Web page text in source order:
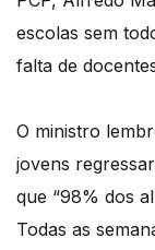
escolas sem
falta de
O ministro
jovens
que “98% dos
Todas as